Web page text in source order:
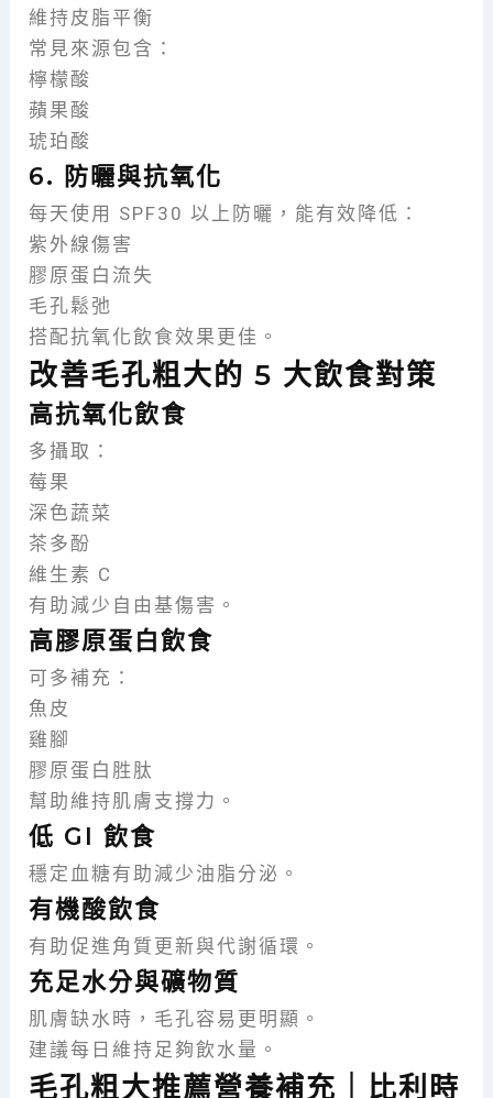
維持皮脂平衡
常見來源包含：
檸檬酸
蘋果酸
琥珀酸
6. 防曬與抗氧化
每天使用 SPF30 以上防曬，能有效降低：
紫外線傷害
膠原蛋白流失
毛孔鬆弛
搭配抗氧化飲食效果更佳。
改善毛孔粗大的 5 大飲食對策
高抗氧化飲食
多攝取：
莓果
深色蔬菜
茶多酚
維生素 C
有助減少自由基傷害。
高膠原蛋白飲食
可多補充：
魚皮
雞腳
膠原蛋白胜肽
幫助維持肌膚支撐力。
低 GI 飲食
穩定血糖有助減少油脂分泌。
有機酸飲食
有助促進角質更新與代謝循環。
充足水分與礦物質
肌膚缺水時，毛孔容易更明顯。
建議每日維持足夠飲水量。
毛孔粗大推薦營養補充｜比利時